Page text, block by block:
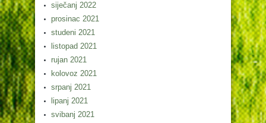
siječanj 2022
prosinac 2021
studeni 2021
listopad 2021
rujan 2021
kolovoz 2021
srpanj 2021
lipanj 2021
svibanj 2021